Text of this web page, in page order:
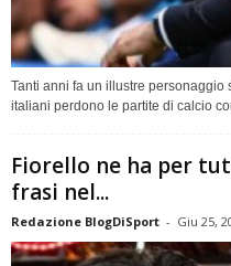
Tanti anni fa un illustre personaggio
italiani perdono le partite di calcio
Fiorello ne ha per
frasi nel...
Redazione BlogDiSport - Giu 25,